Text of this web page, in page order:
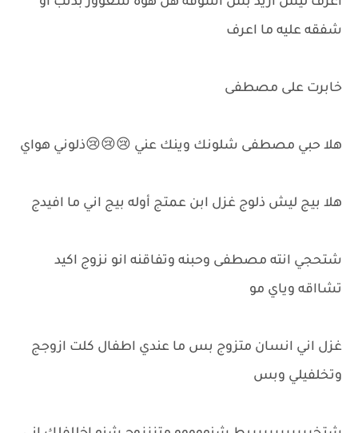
شفقه عليه ما اعرف
خابرت على مصطفى
هلا حبي مصطفى شلونك وينك عني 😢😢😢ذلوني هواي
هلا بيج ليش ذلوج غزل ابن عمتج أوله بيج اني ما افيدج
شتحجي انته مصطفى وحبنه وتفاقنه انو نزوج اكيد
تشااقه وياي مو
غزل اني انسان متزوج بس ما عندي اطفال كلت ازوجج
وتخلفيلي وبس